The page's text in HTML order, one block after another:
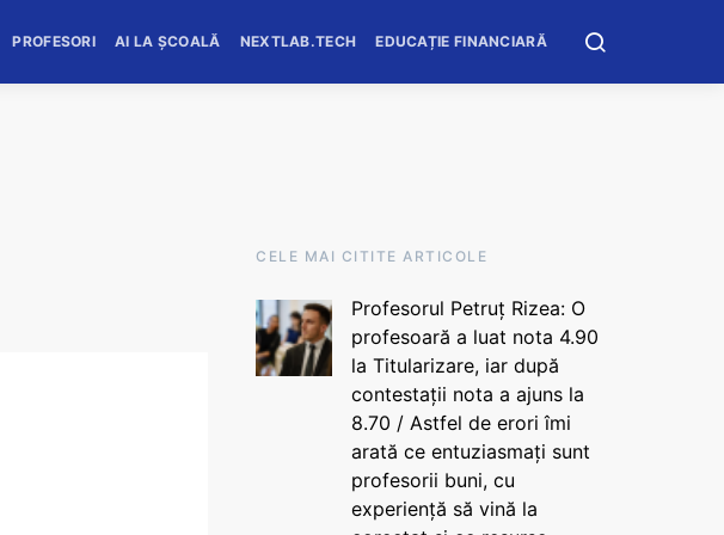
PROFESORI AI LA ȘCOALĂ NEXTLAB.TECH EDUCAȚIE FINANCIARĂ
CELE MAI CITITE ARTICOLE
Profesorul Petruț Rizea: O
profesoară a luat nota 4.90
la Titularizare, iar după
contestații nota a ajuns la
8.70 / Astfel de erori îmi
arată ce entuziasmați sunt
profesorii buni, cu
experiență să vină la